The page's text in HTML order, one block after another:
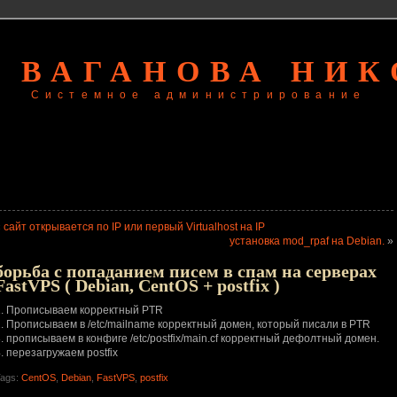
ВАГАНОВА
Системное администрирование
сайт открывается по IP или первый Virtualhost на IP
установка mod_rpaf на Debian. »
с попаданием писем в спам на серверах
( Debian, CentOS + postfix )
Прописываем корректный PTR
Прописываем в /etc/mailname корректный домен, который писали в PTR
прописываем в конфиге /etc/postfix/main.cf корректный дефолтный домен.
перезагружаем postfix
CentOS Debian FastVPS postfix